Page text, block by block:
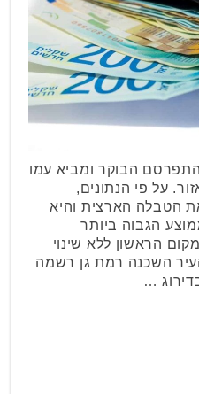
מדד "הקפטן" לשנת 2025 התפרסם הבוקר ומביא עמו
על פי הנתונים,
הטבלה הארצית והיא
הגבוה ביותר
הראשון ללא שינוי
השכנה רמת גן רשמה
…